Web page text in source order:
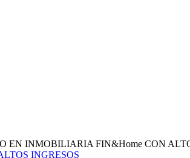
EN INMOBILIARIA FIN&Home CON